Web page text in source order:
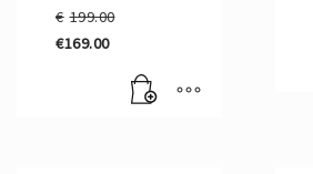
€ 199.00
€199.00.
€169.00